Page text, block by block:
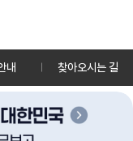
내 찾아오시는 길
정책방송원 KTV
Reserved.